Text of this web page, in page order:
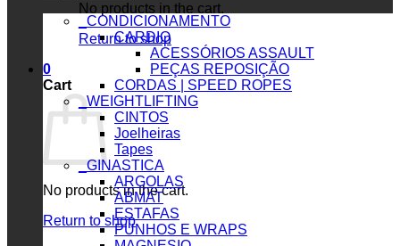
No products in the cart.
Return to shop
0
Cart
No products in the cart.
Return to shop
_CONDICIONAMENTO
CARDIO
ACESSÓRIOS ASSAULT
PEÇAS REPOSIÇÃO
CORDAS | SPEED ROPES
_WEIGHTLIFTING
CINTOS
Joelheiras
Tapes
_GINASTICA
ARGOLAS
ABMAT
ESTAFAS
PUNHOS E WRAPS